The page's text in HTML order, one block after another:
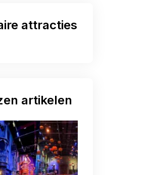
attracties
artikelen